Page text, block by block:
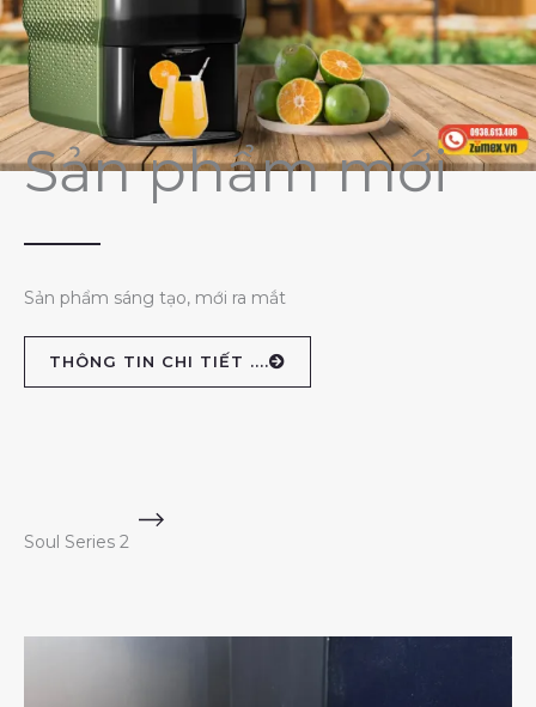
Sản phẩm mới
Sản phẩm sáng tạo, mới ra mắt
THÔNG TIN CHI TIẾT ....
Soul Series 2